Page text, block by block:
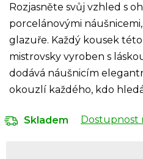
Rozjasněte svůj vzhled s
porcelánovými
glazuře. Každý kousek
mistrovsky vyroben s
dodává náušnicím
okouzlí každého, kdo
Skladem Dostupnost